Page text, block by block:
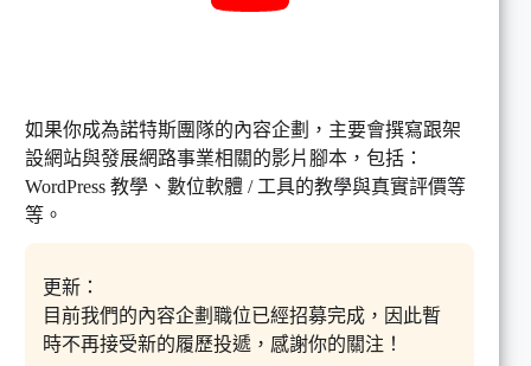
如果你成為諾特斯團隊的內容企劃，主要會撰寫跟架
設網站與發展網路事業相關的影片腳本，包括：
WordPress 教學、數位軟體 / 工具的教學與真實評價等
等。
更新：
目前我們的內容企劃職位已經招募完成，因此暫
時不再接受新的履歷投遞，感謝你的關注！